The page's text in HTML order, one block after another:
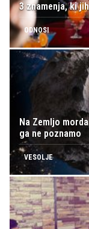
3 znamenja, ki
ODNOSI
Na Zemljo
ga ne poznamo
VESOLJE